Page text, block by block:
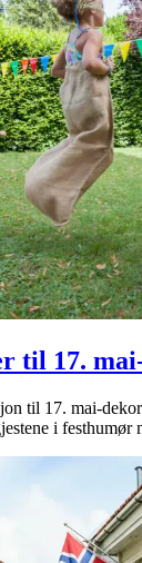
til 17.
til 17. mai-
i festhumør